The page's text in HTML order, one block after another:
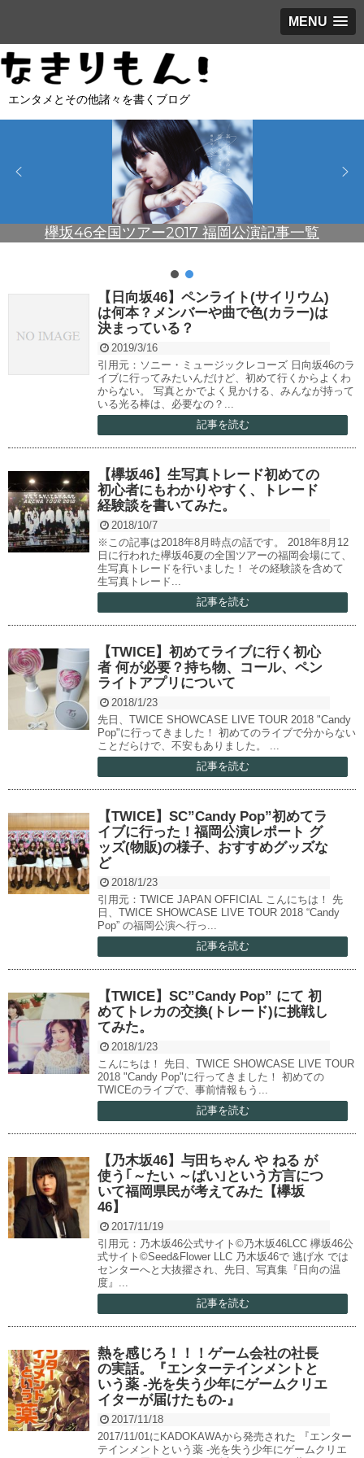
MENU
エンタメとその他諸々を書くブログ
欅坂46全国ツアー2017 福岡公演記事一覧
【日向坂46】ペンライト(サイリウム)
は何本？メンバーや曲で色(カラー)は
決まっている？
2019/3/16
引用元：ソニー・ミュージックレコーズ 日向坂46のラ
イブに行ってみたいんだけど、初めて行くからよくわ
からない。 写真とかでよく見かける、みんなが持って
いる光る棒は、必要なの？...
記事を読む
【欅坂46】生写真トレード初めての
初心者にもわかりやすく、トレード
経験談を書いてみた。
2018/10/7
※この記事は2018年8月時点の話です。 2018年8月12
日に行われた欅坂46夏の全国ツアーの福岡会場にて、
生写真トレードを行いました！ その経験談を含めて
生写真トレード...
記事を読む
【TWICE】初めてライブに行く初心
者 何が必要？持ち物、コール、ペン
ライトアプリについて
2018/1/23
先日、TWICE SHOWCASE LIVE TOUR 2018 "Candy
Pop"に行ってきました！ 初めてのライブで分からない
ことだらけで、不安もありました。 ...
記事を読む
【TWICE】SC”Candy Pop”初めてラ
イブに行った！福岡公演レポート グ
ッズ(物販)の様子、おすすめグッズな
ど
2018/1/23
引用元：TWICE JAPAN OFFICIAL こんにちは！ 先
日、TWICE SHOWCASE LIVE TOUR 2018 “Candy
Pop” の福岡公演へ行っ...
記事を読む
【TWICE】SC”Candy Pop” にて 初
めてトレカの交換(トレード)に挑戦し
てみた。
2018/1/23
こんにちは！ 先日、TWICE SHOWCASE LIVE TOUR
2018 "Candy Pop"に行ってきました！ 初めての
TWICEのライブで、事前情報もう...
記事を読む
【乃木坂46】与田ちゃん や ねる が
使う｢～たい ～ばい｣という方言につ
いて福岡県民が考えてみた【欅坂
46】
2017/11/19
引用元：乃木坂46公式サイト©乃木坂46LCC 欅坂46公
式サイト©Seed&Flower LLC 乃木坂46で 逃げ水 では
センターへと大抜擢され、先日、写真集『日向の温
度』...
記事を読む
熱を感じろ！！！ゲーム会社の社長
の実話。『エンターテインメントと
いう薬 -光を失う少年にゲームクリエ
イターが届けたもの-』
2017/11/18
2017/11/01にKADOKAWAから発売された 『エンター
テインメントという薬 -光を失う少年にゲームクリエ